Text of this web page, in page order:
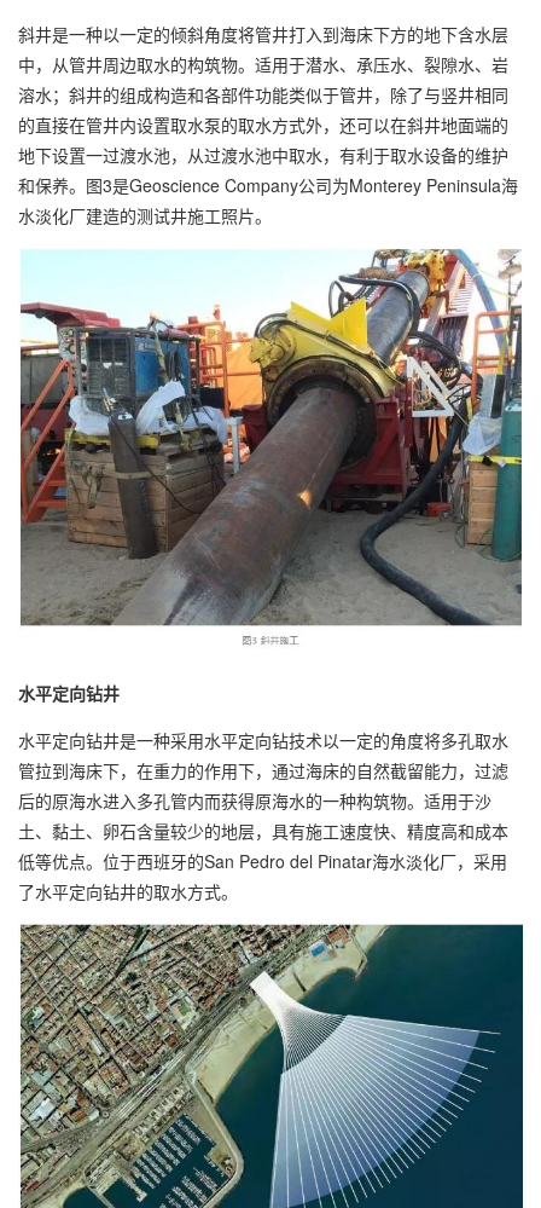
斜井是一种以一定的倾斜角度将管井打入到海床下方的地下含水层
中，从管井周边取水的构筑物。适用于潜水、承压水、裂隙水、岩
溶水；斜井的组成构造和各部件功能类似于管井，除了与竖井相同
的直接在管井内设置取水泵的取水方式外，还可以在斜井地面端的
地下设置一过渡水池，从过渡水池中取水，有利于取水设备的维护
和保养。图3是Geoscience Company公司为Monterey Peninsula海
水淡化厂建造的测试井施工照片。
水平定向钻井
水平定向钻井是一种采用水平定向钻技术以一定的角度将多孔取水
管拉到海床下，在重力的作用下，通过海床的自然截留能力，过滤
后的原海水进入多孔管内而获得原海水的一种构筑物。适用于沙
土、黏土、卵石含量较少的地层，具有施工速度快、精度高和成本
低等优点。位于西班牙的San Pedro del Pinatar海水淡化厂，采用
了水平定向钻井的取水方式。